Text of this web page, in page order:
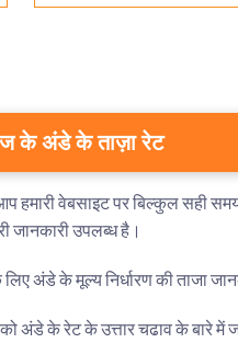
के अंडे के ताज़ा रेट
वेबसाइट पर बिल्कुल सही
जानकारी उपलब्ध है।
अंडे के मूल्य निर्धारण की ताजा
अंडे के रेट के उत्तार चढाव के बारे